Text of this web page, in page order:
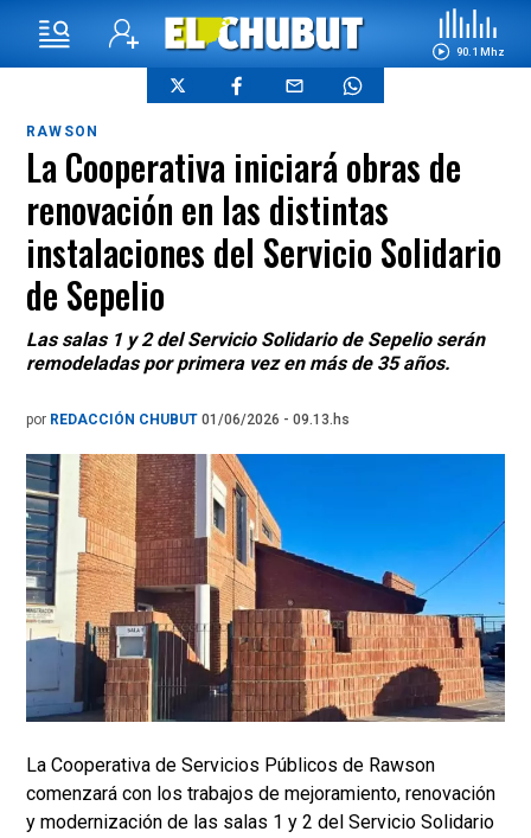
90.1 Mhz
RAWSON
La Cooperativa iniciará obras de
renovación en las distintas
instalaciones del Servicio Solidario
de Sepelio
Las salas 1 y 2 del Servicio Solidario de Sepelio serán
remodeladas por primera vez en más de 35 años.
por REDACCIÓN CHUBUT 01/06/2026 - 09.13.hs
La Cooperativa de Servicios Públicos de Rawson
comenzará con los trabajos de mejoramiento, renovación
y modernización de las salas 1 y 2 del Servicio Solidario